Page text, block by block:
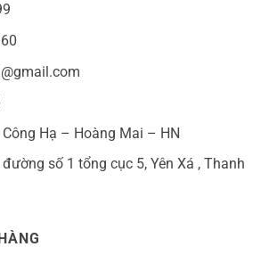
Hạ – Hoàng Mai – HN
số 1 tổng cục 5, Yên Xá , Thanh